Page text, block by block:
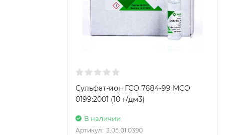
Сульфат-ион ГСО 7684-99 МСО
0199:2001 (10 г/дм3)
В наличии
Артикул: 3.05.01.0390